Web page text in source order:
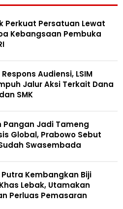
Perkuat Persatuan Lewat
Kebangsaan Pembuka
Audiensi, LSIM
Jalur Aksi Terkait Dana
SMK
Pangan Jadi Tameng
Global, Prabowo Sebut
Swasembada
Putra Kembangkan Biji
Lebak, Utamakan
Perluas Pemasaran